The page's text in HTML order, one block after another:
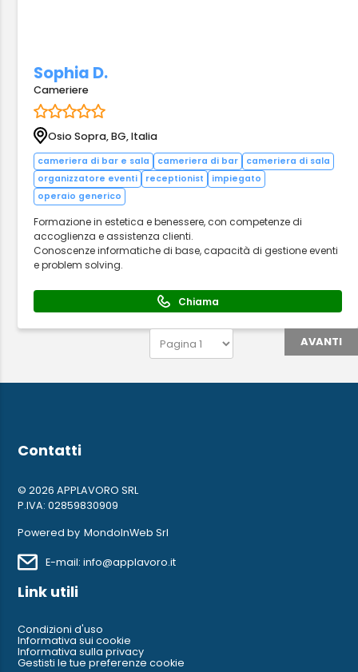
Sophia D.
Cameriere
Osio Sopra, BG, Italia
cameriera di bar e sala cameriera di bar
cameriera di sala
organizzatore eventi
receptionist
impiegato
operaio generico
Formazione in estetica e benessere, con competenze di
accoglienza e assistenza clienti.
Conoscenze informatiche di base, capacità di gestione eventi
e problem solving.
Chiama
AVANTI
Contatti
© 2026 APPLAVORO SRL
P.IVA: 02859830909
Powered by MondoInWeb Srl
E-mail: info@applavoro.it
Link utili
Condizioni d'uso
Informativa sui cookie
Informativa sulla privacy
Gestisti le tue preferenze cookie